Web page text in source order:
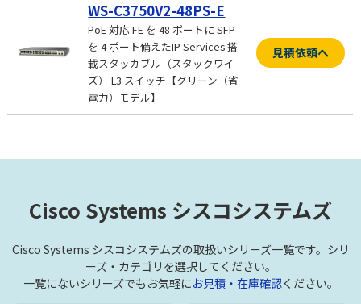
WS-C3750V2-48PS-E
PoE 対応 FE を 48 ポートに SFP
を 4 ポート備えたIP Services 搭
載スタッカブル（スタックワイ
ズ） L3 スイッチ【グリーン（省
電力）モデル】
見積依頼へ
Cisco Systems シスコシステムズ
Cisco Systems シスコシステムズの取扱いシリーズ一覧です。シリ
ーズ・カテゴリを選択してください。
一覧にないシリーズでもお気軽にお見積・在庫確認ください。